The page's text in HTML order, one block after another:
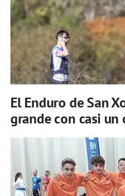
El Enduro de San
grande con casi